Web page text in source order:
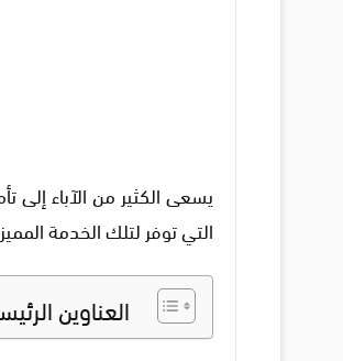
يسعى الكثير من الآباء إلى
التي توفر لتلك الخدمة
العناوين